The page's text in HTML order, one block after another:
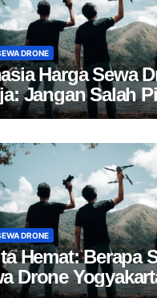
DRONE
Harga Sewa
Jangan Salah
DRONE
Hemat: Berapa
Drone